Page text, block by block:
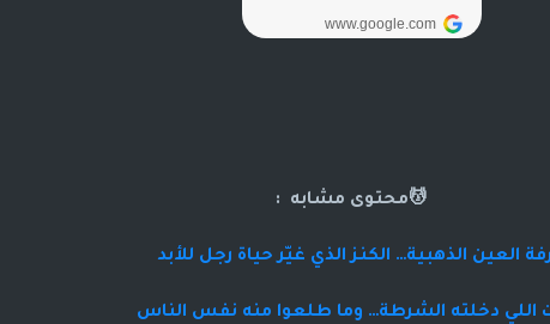
💆محتوى مشابه :
العين الذهبية… الكنز الذي غيّر حياة رجل للأبد
اللي دخلته الشرطة… وما طلعوا منه نفس الناس